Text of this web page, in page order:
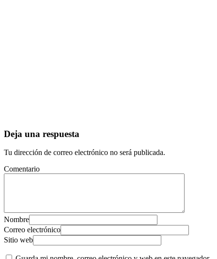
Deja una respuesta
Tu dirección de correo electrónico no será publicada.
Comentario
Nombre
Correo electrónico
Sitio web